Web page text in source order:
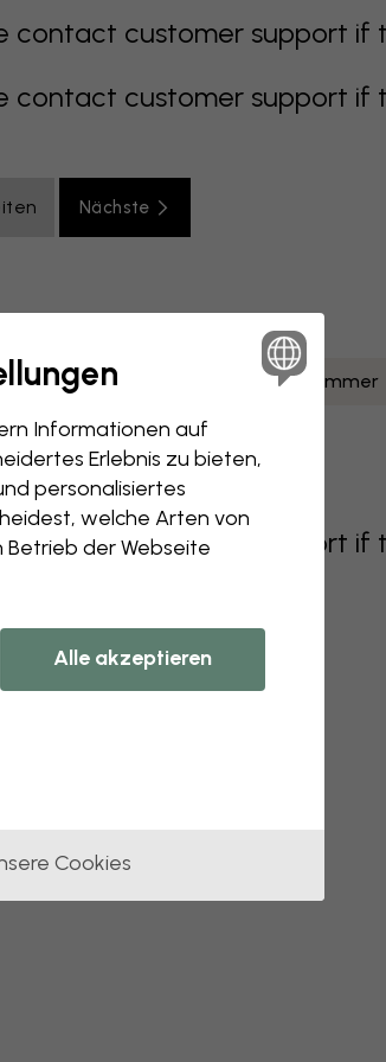
contact customer support if
contact customer support if
Nächste
rot türkis Badezimmer
contact customer support if
Informationen auf
Erlebnis zu bieten,
personalisiertes
welche Arten von
Betrieb der Webseite
Alle akzeptieren
Cookies